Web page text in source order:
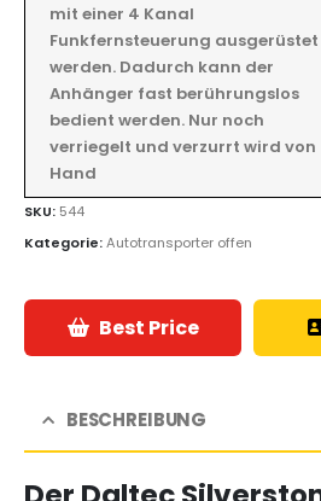
mit einer 4 Kanal
Funkfernsteuerung ausgerüstet
werden. Dadurch kann der
Anhänger fast berührungslos
bedient werden. Nur noch
verriegelt und verzurrt wird von
Hand
SKU: 544
Kategorie:Autotransporter offen
Best Price
BESCHREIBUNG